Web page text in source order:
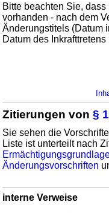
Bitte beachten Sie,
vorhanden - nach dem
Änderungstitels (Datum
Datum des
Zitierungen von§
Sie sehen die
Liste ist unterteilt nach
Änderungsvorschriften
interne Verweise